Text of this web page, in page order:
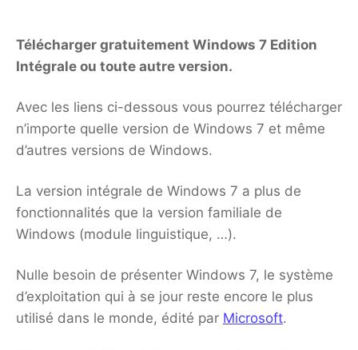
Télécharger gratuitement Windows 7 Edition
Intégrale ou toute autre version.
Avec les liens ci-dessous vous pourrez télécharger
n’importe quelle version de Windows 7 et même
d’autres versions de Windows.
La version intégrale de Windows 7 a plus de
fonctionnalités que la version familiale de
Windows (module linguistique, …).
Nulle besoin de présenter Windows 7, le système
d’exploitation qui à se jour reste encore le plus
utilisé dans le monde, édité par Microsoft.